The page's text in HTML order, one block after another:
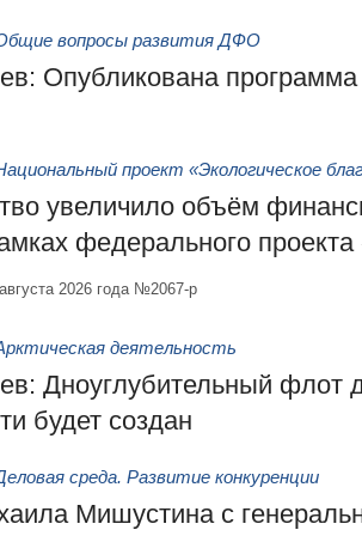
вопросы развития ДФО
Опубликована
проект «Экологическое
увеличило объём
федерального
2026 года №2067-р
деятельность
Дноуглубительный флот
будет создан
среда. Развитие конкуренции
Мишустина с